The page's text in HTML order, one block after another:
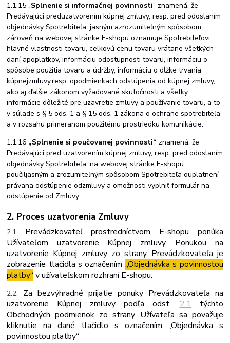
1.1.15„Splnenie siinformačnej povinnosti“ znamená, že
Predávajúci preduzatvorením kúpnej zmluvy, resp. pred odoslaním
objednávky Spotrebiteľa, jasným azrozumiteľným spôsobom
zároveň na webovej stránke E-shopu oznamuje Spotrebiteľovi:
hlavné vlastnosti tovaru, celkovú cenu tovaru vrátane všetkých
daní apoplatkov, informáciu odostupnosti tovaru, informáciu o
spôsobe použitiatovaru aúdržby,informáciuodĺžketrvania
kúpnejzmluvy,resp. opodmienkach odstúpenia od kúpnej zmluvy,
ako aj ďalšie zákonom vyžadované skutočnosti avšetky
informácie dôležité preuzavretie zmluvy a používanie tovaru, ato
vsúlades§ 5ods. 1 a§ 15ods. 1 zákonao ochranespotrebiteľa
a v rozsahu primeranom použitému prostriedku komunikácie.
1.1.16 „Splnenie si poučovanej povinnosti“ znamená, že
Predávajúci pred uzatvorením kúpnej zmluvy, resp. pred odoslaním
objednávky Spotrebiteľa, na webovej stránke E-shopu
poučiljasným a zrozumiteľným spôsobom Spotrebiteľa ouplatnení
právana odstúpenie odzmluvy a omožnosti vyplniť formulár na
odstúpenie od Zmluvy.
2. Proces uzatvorenia Zmluvy
2.1 Prevádzkovateľprostredníctvom E-shopu ponúka
Užívateľom uzatvorenie Kúpnej zmluvy. Ponukou na
uzatvorenie Kúpnej zmluvy zo strany Prevádzkovateľa je
zobrazenie tlačidla s označením „Objednávka s povinnosťou
platby“ v užívateľskom rozhraní E-shopu.
2.2. Za bezvýhradné prijatie ponuky Prevádzkovateľa na
uzatvorenie Kúpnej zmluvy podľa odst. 2.1 týchto
Obchodných podmienok zo strany Užívateľa sa považuje
kliknutie na dané tlačidlo s označením „Objednávka s
povinnosťou platby“